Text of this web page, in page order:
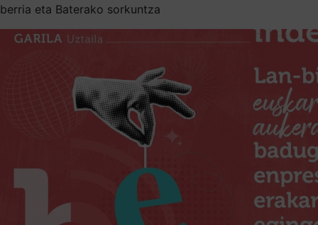
berria eta Baterako sorkuntza